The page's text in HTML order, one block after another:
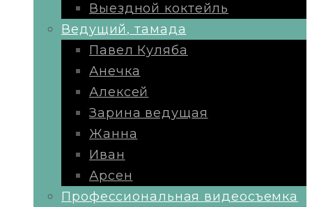
Выездной коктейль
Ведущий, тамада
Павел Куляба
Анечка
Алексей
Зарина ведущая
Жанна
Иван
Арсен
Профессиональная видеосъемка